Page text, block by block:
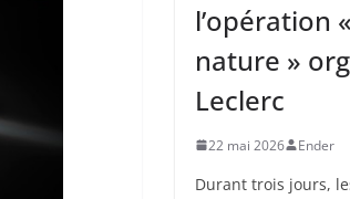
l’opération
nature »
Leclerc
22 mai 2026 Ender
Durant trois jours,